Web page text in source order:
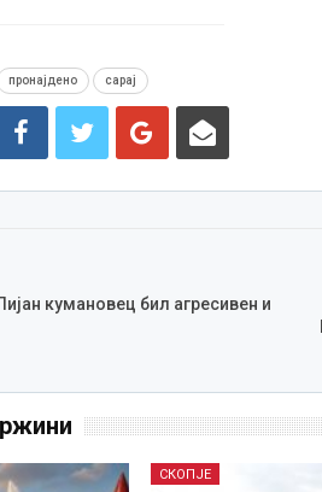
пронајдено сарај
кумановец бил агресивен и
СКОПЈЕ